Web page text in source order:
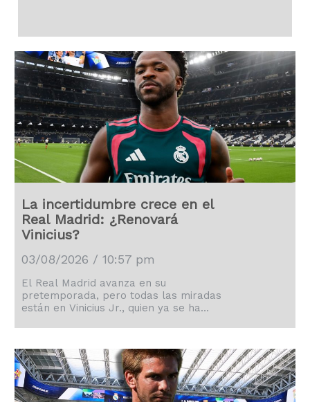
La incertidumbre crece en el
Real Madrid: ¿Renovará
Vinicius?
03/08/2026 / 10:57 pm
El Real Madrid avanza en su
pretemporada, pero todas las miradas
están en Vinicius Jr., quien ya se ha